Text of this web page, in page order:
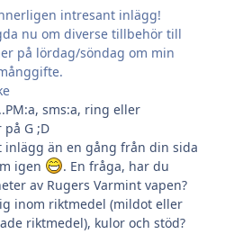
intresant inlägg!
nu om diverse tillbehör till
på lördag/söndag om min
sms:a, ring eller
G ;D
inlägg än en gång från din sida
igen
. En fråga, har du
av Rugers Varmint vapen?
inom riktmedel (mildot eller
riktmedel), kulor och stöd?